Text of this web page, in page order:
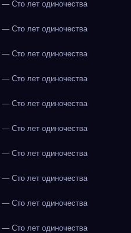
— Сто лет одиночества
— Сто лет одиночества
— Сто лет одиночества
— Сто лет одиночества
— Сто лет одиночества
— Сто лет одиночества
— Сто лет одиночества
— Сто лет одиночества
— Сто лет одиночества
— Сто лет одиночества